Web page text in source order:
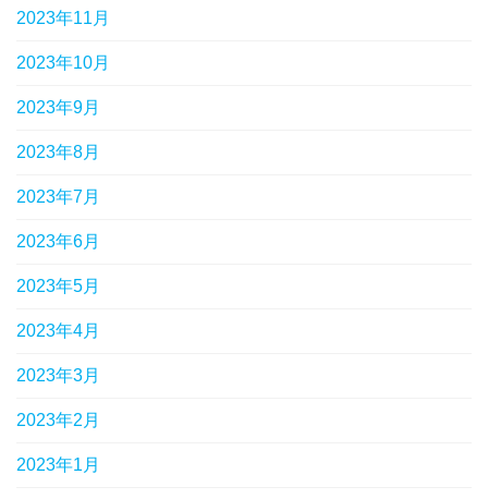
2023年11月
2023年10月
2023年9月
2023年8月
2023年7月
2023年6月
2023年5月
2023年4月
2023年3月
2023年2月
2023年1月